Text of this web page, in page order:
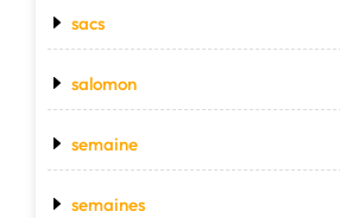
sacs
salomon
semaine
semaines